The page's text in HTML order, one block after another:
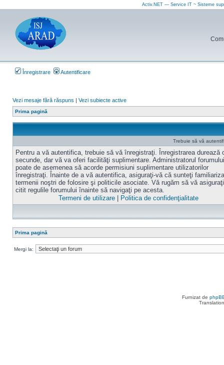
Activ.NET — Service IT ~ Sisteme
Înregistrare Autentificare
Vezi mesaje fără răspuns | Vezi subiecte active
Prima pagină
Trebuie să vă
Pentru a vă autentifica, trebuie să vă înregistraţi. Înregistrarea durează
secunde, dar vă va oferi facilităţi suplimentare. Administratorul forumului
poate de asemenea să acorde permisiuni suplimentare utilizatorilor
înregistraţi. Înainte de a vă autentifica, asiguraţi-vă că sunteţi
termenii noştri de folosire şi politicile asociate. Vă rugăm să vă
citit regulile forumului înainte să navigaţi pe acesta.
Termeni de utilizare
Politica de confidenţialitate
Prima pagină
Mergi la:
Furnizat de